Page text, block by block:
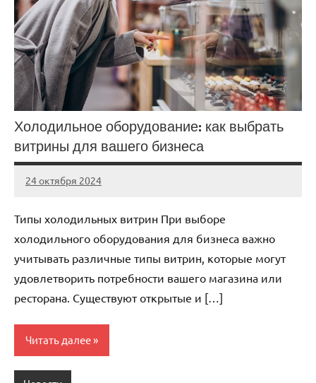
Холодильное оборудование: как выбрать
витрины для вашего бизнеса
24 октября 2024
Avtor
Нет
Типы холодильных витрин При выборе
холодильного оборудования для бизнеса важно
учитывать различные типы витрин, которые могут
удовлетворить потребности вашего магазина или
ресторана. Существуют открытые и […]
Читать далее